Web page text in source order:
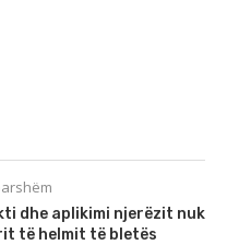
dhe aplikimi njerëzit nuk
të helmit të bletës